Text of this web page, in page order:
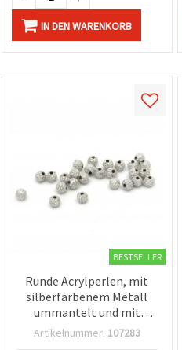
IN DEN WARENKORB
BESTSELLER
Runde Acrylperlen, mit
silberfarbenem Metall
ummantelt und mit
Imitationskristallen
Artikelnummer: 107283